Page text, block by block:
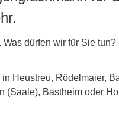
dürfen wir für Sie tun?